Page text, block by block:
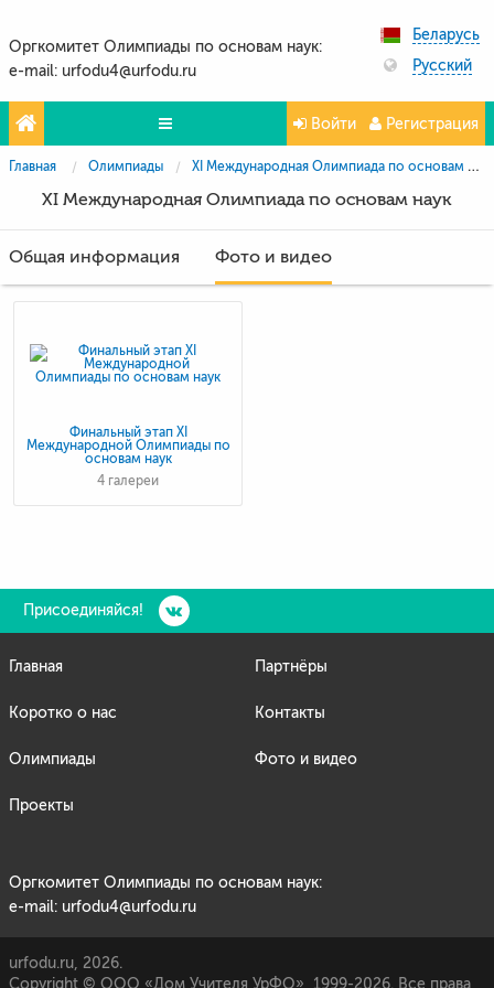
Оргкомитет Олимпиады по основам наук:
e-mail: urfodu4@urfodu.ru
Беларусь
Русский
Олимпиады
Партнёры
Контакты
Фото и видео
Войти Регистрация
Главная Олимпиады XI Международная Олимпиада по основам наук
XI Международная Олимпиада по основам наук
Общая информация Фото и видео
Финальный этап XI
Международной Олимпиады по
основам наук
4 галереи
Присоединяйся!
Главная
Коротко о нас
Олимпиады
Проекты
Партнёры
Контакты
Фото и видео
Оргкомитет Олимпиады по основам наук:
e-mail: urfodu4@urfodu.ru
urfodu.ru, 2026.
Copyright © ООО «Дом Учителя УрФО», 1999-2026. Все права